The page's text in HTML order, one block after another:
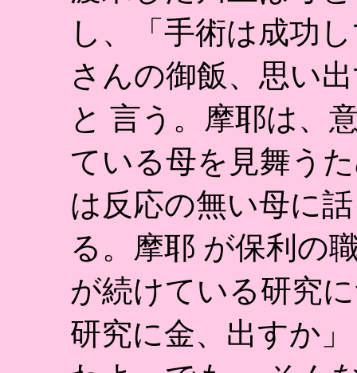
し、「手術は成功
さんの御飯、思い
と 言う。摩耶は、
ている母を見舞う
は反応の無い母に
る。摩耶 が保利の
が続けている研究
研究に金、出すか